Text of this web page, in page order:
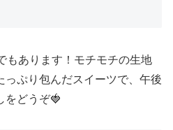
もあります！モチモチの生地
っぷり包んだスイーツで、午後
をどうぞ🍓